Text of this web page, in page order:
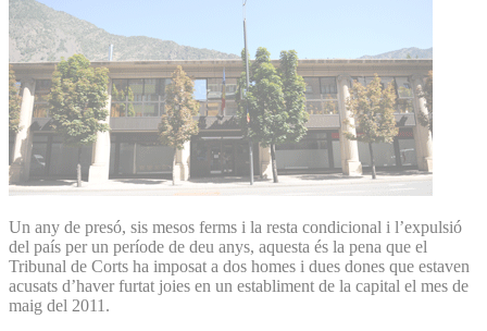
Un any de presó, sis mesos ferms i la resta condicional i l’expulsió
del país per un període de deu anys, aquesta és la pena que el
Tribunal de Corts ha imposat a dos homes i dues dones que estaven
acusats d’haver furtat joies en un establiment de la capital el mes de
maig del 2011.